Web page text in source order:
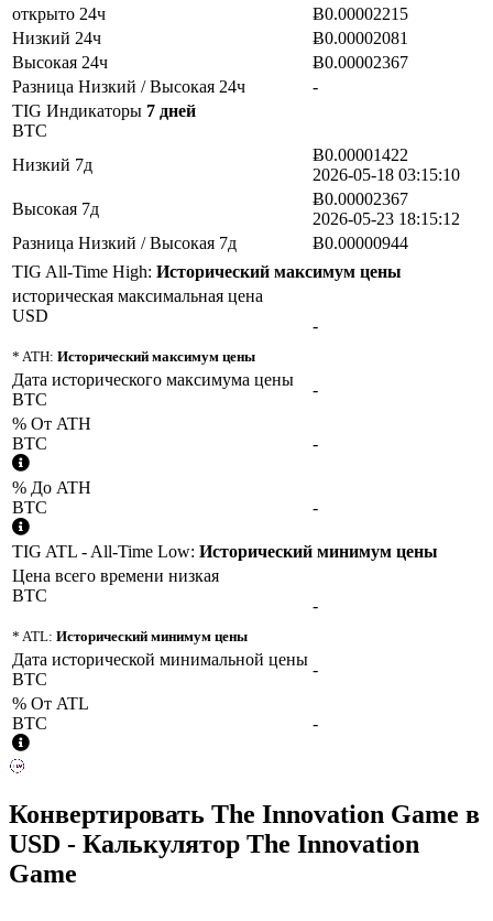
открыто 24ч
Ƀ0.00002215
Низкий 24ч
Ƀ0.00002081
Высокая 24ч
Ƀ0.00002367
Разница Низкий / Высокая 24ч
-
TIG Индикаторы 7 дней
BTC
Низкий 7д
Ƀ0.00001422
2026-05-18 03:15:10
Высокая 7д
Ƀ0.00002367
2026-05-23 18:15:12
Разница Низкий / Высокая 7д
Ƀ0.00000944
TIG All-Time High: Исторический максимум цены
историческая максимальная цена
USD
* ATH: Исторический максимум цены
-
Дата исторического максимума цены
BTC
-
% От ATH
BTC
-
% До ATH
BTC
-
TIG ATL - All-Time Low: Исторический минимум цены
Цена всего времени низкая
BTC
* ATL: Исторический минимум цены
-
Дата исторической минимальной цены
BTC
-
% От ATL
BTC
-
Конвертировать The Innovation Game в
USD - Калькулятор The Innovation
Game